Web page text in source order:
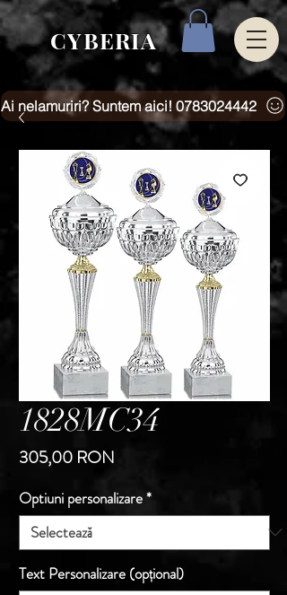
CYBERIA
Ai nelamuriri? Suntem aici! 0783024442
1828MC34
305,00 RON
Optiuni personalizare*
Text Personalizare (opțional)